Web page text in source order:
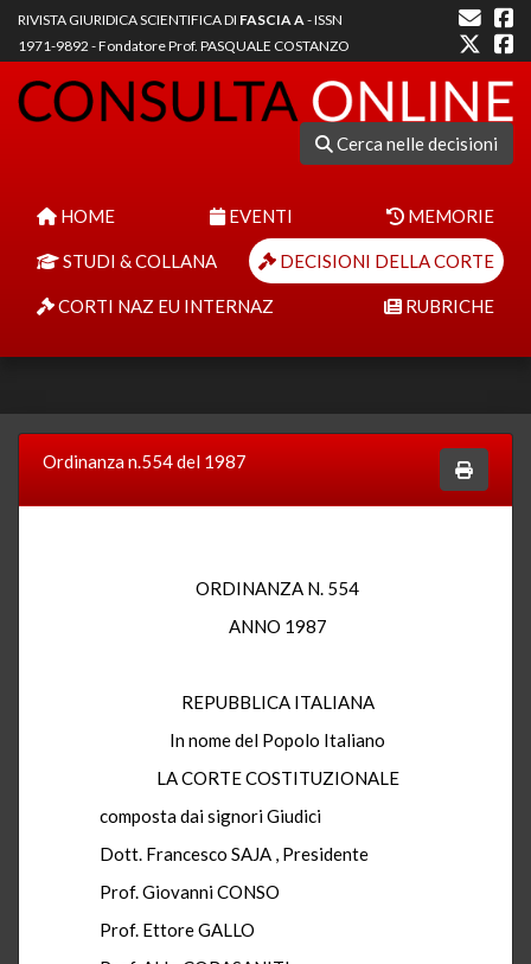
RIVISTA GIURIDICA SCIENTIFICA DI FASCIA A- ISSN
1971-9892 - Fondatore Prof. PASQUALE COSTANZO
Cerca nelle decisioni
HOME EVENTI MEMORIE
STUDI & COLLANA DECISIONI DELLA CORTE
CORTI NAZ EU INTERNAZ RUBRICHE
Ordinanza n.554 del 1987
ORDINANZA N. 554
ANNO 1987
REPUBBLICA ITALIANA
In nome del Popolo Italiano
LA CORTE COSTITUZIONALE
composta dai signori Giudici
Dott. Francesco SAJA , Presidente
Prof. Giovanni CONSO
Prof. Ettore GALLO